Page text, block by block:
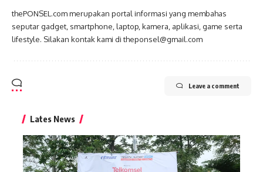
thePONSEL.com merupakan portal informasi yang membahas
seputar gadget, smartphone, laptop, kamera, aplikasi, game serta
lifestyle. Silakan kontak kami di theponsel@gmail.com
Leave a comment
Lates News